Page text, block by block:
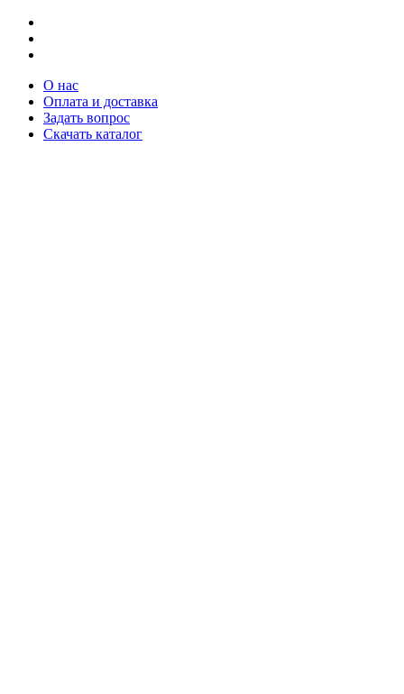
О нас
Оплата и доставка
Задать вопрос
Скачать каталог